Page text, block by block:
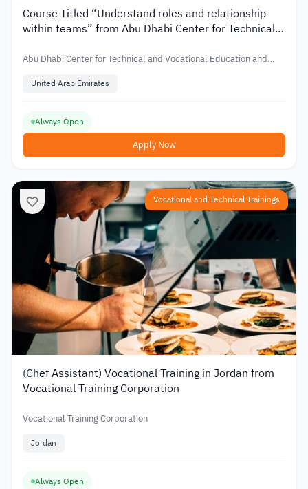
Course Titled “Understand roles and relationship
within teams” from Abu Dhabi Center for Technical
Abu Dhabi Center for Technical and Vocational Education and
United Arab Emirates
Always Open
Apply Now
Vocational and Technical Trainings
(Chef Assistant) Vocational Training in Jordan from
Vocational Training Corporation
Vocational Training Corporation
Jordan
Always Open